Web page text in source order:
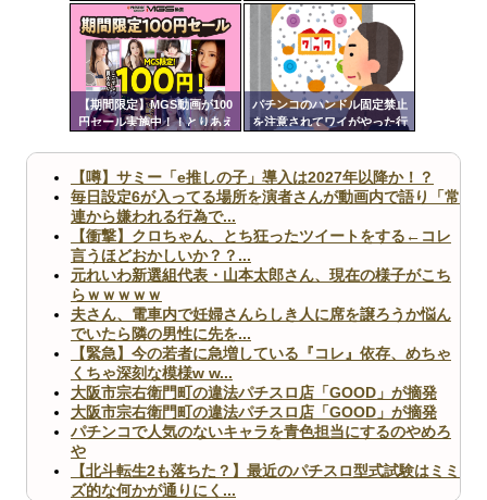
Powered by livedoor 相互RSS
してしまう
【期間限定】MGS動画が100
円セール実施中！！とりあえ
パチンコのハンドル固定禁止
を注意されてワイがやった行
ンク
自動
更新
ツー
【噂】サミー「e推しの子」導入は2027年以降か！？
毎日設定6が入ってる場所を演者さんが動画内で語り「常
連から嫌われる行為で...
【衝撃】クロちゃん、とち狂ったツイートをする←コレ
言うほどおかしいか？？...
元れいわ新選組代表・山本太郎さん、現在の様子がこち
らｗｗｗｗｗ
夫さん、電車内で妊婦さんらしき人に席を譲ろうか悩ん
でいたら隣の男性に先を...
【緊急】今の若者に急増している『コレ』依存、めちゃ
くちゃ深刻な模様w w...
大阪市宗右衛門町の違法パチスロ店「GOOD」が摘発
大阪市宗右衛門町の違法パチスロ店「GOOD」が摘発
パチンコで人気のないキャラを青色担当にするのやめろ
や
【北斗転生2も落ちた？】最近のパチスロ型式試験はミミ
ズ的な何かが通りにく...